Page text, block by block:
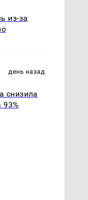
из-за
день назад
снизила